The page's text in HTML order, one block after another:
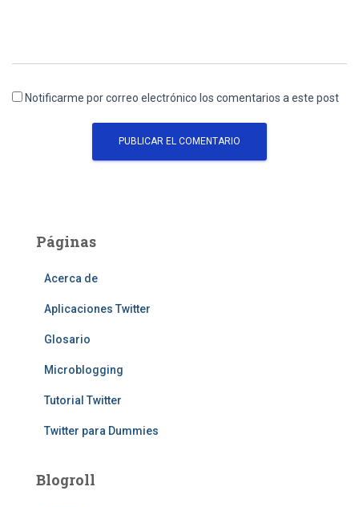
Notificarme por correo electrónico los comentarios a este post
Páginas
Acerca de
Aplicaciones Twitter
Glosario
Microblogging
Tutorial Twitter
Twitter para Dummies
Blogroll